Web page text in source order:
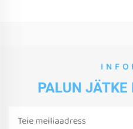
PALUN